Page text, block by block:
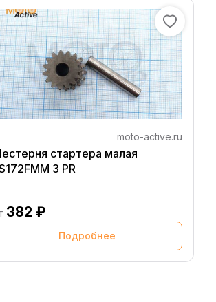
moto-active.ru
стартера малая
3 PR
382 ₽
Подробнее